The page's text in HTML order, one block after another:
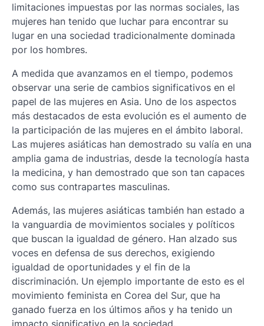
limitaciones impuestas por las normas sociales, las
mujeres han tenido que luchar para encontrar su
lugar en una sociedad tradicionalmente dominada
por los hombres.
A medida que avanzamos en el tiempo, podemos
observar una serie de cambios significativos en el
papel de las mujeres en Asia. Uno de los aspectos
más destacados de esta evolución es el aumento de
la participación de las mujeres en el ámbito laboral.
Las mujeres asiáticas han demostrado su valía en una
amplia gama de industrias, desde la tecnología hasta
la medicina, y han demostrado que son tan capaces
como sus contrapartes masculinas.
Además, las mujeres asiáticas también han estado a
la vanguardia de movimientos sociales y políticos
que buscan la igualdad de género. Han alzado sus
voces en defensa de sus derechos, exigiendo
igualdad de oportunidades y el fin de la
discriminación. Un ejemplo importante de esto es el
movimiento feminista en Corea del Sur, que ha
ganado fuerza en los últimos años y ha tenido un
impacto significativo en la sociedad.